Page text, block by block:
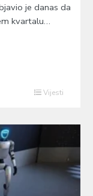
je danas da
kvartalu…
Vijesti